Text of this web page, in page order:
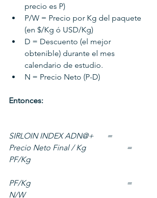
precio es P)
P/W = Precio por Kg del paquete
(en $/Kg ó USD/Kg)
D = Descuento (el mejor
obtenible) durante el mes
calendario de estudio.
N = Precio Neto (P-D)
Entonces:
SIRLOIN INDEX ADN@+ 	=
Precio Neto Final / Kg 		=
PF/Kg
PF/Kg					=
N/W